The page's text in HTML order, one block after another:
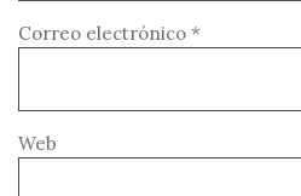
Correo electrónico *
Web